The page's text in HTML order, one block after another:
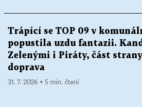
Trápící se TOP 09 v
popustila uzdu fantazii.
Zelenými i Piráty, část
doprava
31. 7. 2026 ▪ 5 min. čtení